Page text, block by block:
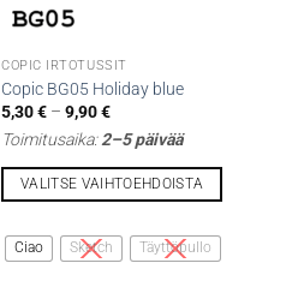
COPIC IRTOTUSSIT
Copic BG05 Holiday blue
5,30€ – 9,90€Hintaluokka:
-
Toimitusaika:2–5 päivää
VALITSE VAIHTOEHDOISTA
tuotteella
Ciao Sketch Täyttöpullo